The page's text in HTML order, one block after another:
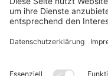
Alle
Impressum